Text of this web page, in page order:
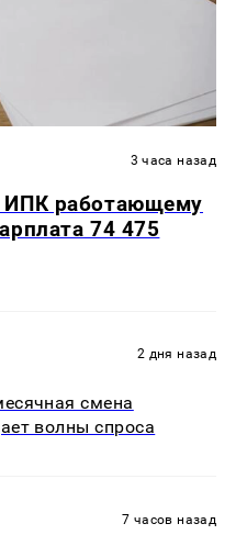
3 часа назад
ИПК работающему
74 475
2 дня назад
смена
волны спроса
7 часов назад